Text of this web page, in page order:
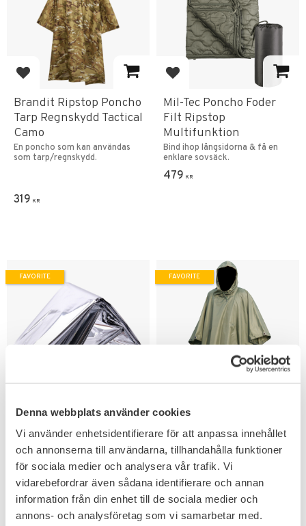
Denna webbplats använder cookies
Vi använder enhetsidentifierare för att anpassa innehållet
och annonserna till användarna, tillhandahålla funktioner
för sociala medier och analysera vår trafik. Vi
vidarebefordrar även sådana identifierare och annan
information från din enhet till de sociala medier och
annons- och analysföretag som vi samarbetar med.
Add to favorites
Brandit Ripstop Poncho
Tarp Regnskydd Tactical
Camo
En poncho som kan användas
som tarp/regnskydd.
319 KR
Add to favorites
Mil-Tec Poncho Foder
Filt Ripstop
Multifunktion
Bind ihop långsidorna & få en
enklare sovsäck.
479 KR
Nödfilt Silver Survival
Rescue Poncho
Ett måste att ha i bilen,
packning eller som prepping.
63
FAVORITE
Mil-Tec US Regnponcho
Olivgrön
Lättvikts poncho bra även som
vindskydd.
276
FAVORITE